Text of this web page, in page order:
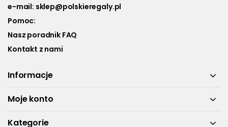
e-mail: sklep@polskieregaly.pl
Pomoc:
Nasz poradnik FAQ
Kontakt z nami
Informacje
Moje konto
Kategorie